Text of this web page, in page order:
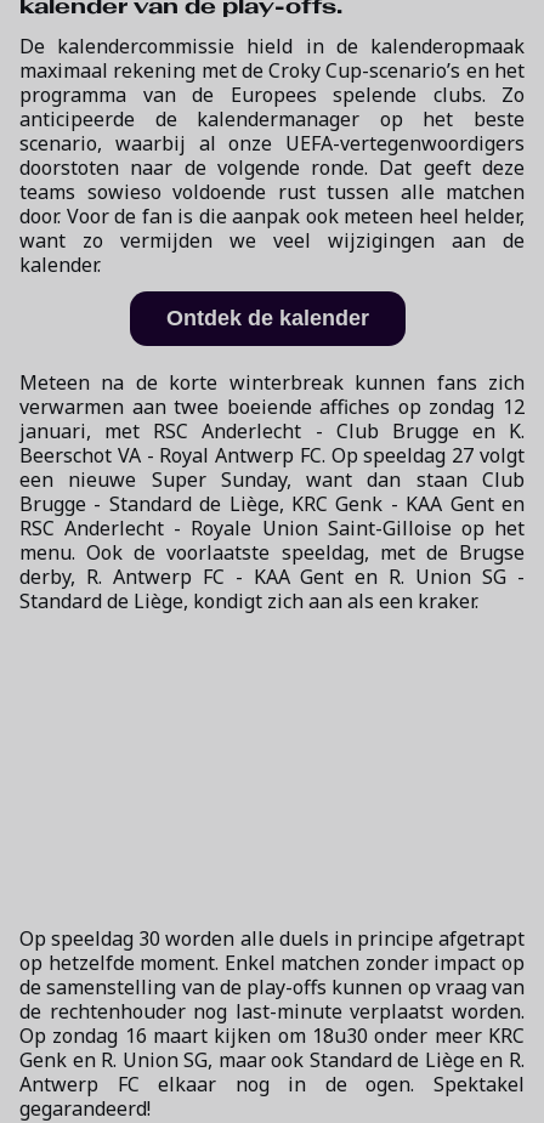
kalender van de play-offs.
De kalendercommissie hield in de kalenderopmaak
maximaal rekening met de Croky Cup-scenario’s en het
programma van de Europees spelende clubs. Zo
anticipeerde de kalendermanager op het beste
scenario, waarbij al onze UEFA-vertegenwoordigers
doorstoten naar de volgende ronde. Dat geeft deze
teams sowieso voldoende rust tussen alle matchen
door. Voor de fan is die aanpak ook meteen heel helder,
want zo vermijden we veel wijzigingen aan de
kalender.
Ontdek de kalender
Meteen na de korte winterbreak kunnen fans zich
verwarmen aan twee boeiende affiches op zondag 12
januari, met RSC Anderlecht - Club Brugge en K.
Beerschot VA - Royal Antwerp FC. Op speeldag 27 volgt
een nieuwe Super Sunday, want dan staan Club
Brugge - Standard de Liège, KRC Genk - KAA Gent en
RSC Anderlecht - Royale Union Saint-Gilloise op het
menu. Ook de voorlaatste speeldag, met de Brugse
derby, R. Antwerp FC - KAA Gent en R. Union SG -
Standard de Liège, kondigt zich aan als een kraker.
Op speeldag 30 worden alle duels in principe afgetrapt
op hetzelfde moment. Enkel matchen zonder impact op
de samenstelling van de play-offs kunnen op vraag van
de rechtenhouder nog last-minute verplaatst worden.
Op zondag 16 maart kijken om 18u30 onder meer KRC
Genk en R. Union SG, maar ook Standard de Liège en R.
Antwerp FC elkaar nog in de ogen. Spektakel
gegarandeerd!